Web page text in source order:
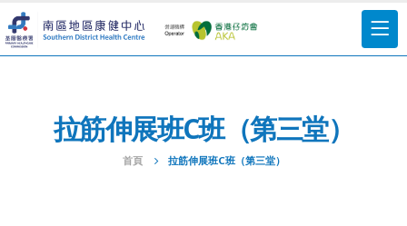
拉筋伸展班C班（第三堂）
首頁 拉筋伸展班C班（第三堂）